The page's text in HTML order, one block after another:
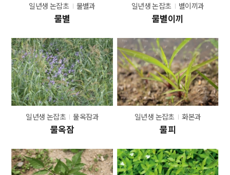
일년생 논잡초 물별과
물별
일년생 논잡초 별이끼과
물별이끼
일년생 논잡초 물옥잠과
물옥잠
일년생 논잡초 화본과
물피